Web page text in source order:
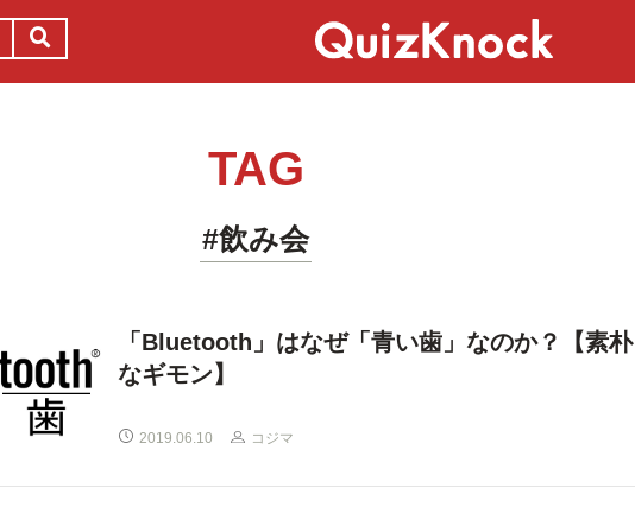
TAG
#飲み会
「Bluetooth」はなぜ「青い歯」なのか？【素朴
なギモン】
2019.06.10 コジマ